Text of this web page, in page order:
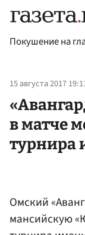
Покушение на
15 августа 2017
в матче
турнира
Омский
мансийскую